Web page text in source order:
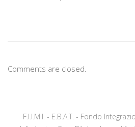
Comments are closed.
F.I.I.M.I. - E.B.A.T. - Fondo